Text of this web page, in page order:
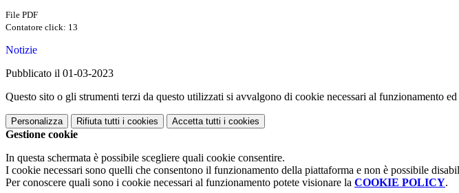
File PDF
Contatore click: 13
Notizie
Pubblicato il 01-03-2023
Questo sito o gli strumenti terzi da questo utilizzati si avvalgono di cookie necessari al funzionamento
Personalizza Rifiuta tutti i cookies Accetta tutti i cookies
Gestione cookie
In questa schermata è possibile scegliere quali cookie consentire.
I cookie necessari sono quelli che consentono il funzionamento della piattaforma e non è possibile
Per conoscere quali sono i cookie necessari al funzionamento potete visionare la COOKIE POLICY.